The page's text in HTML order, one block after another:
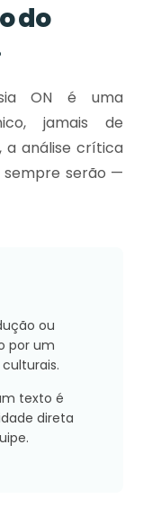
do
ON é uma
jamais de
a análise crítica
serão —
ou
por um
texto é
direta